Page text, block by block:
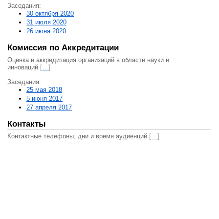
Заседания:
30 октября 2020
31 июля 2020
26 июня 2020
Комиссия по Аккредитации
Оценка и аккредитация организаций в области науки и
инноваций […]
Заседания:
25 мая 2018
5 июня 2017
27 апреля 2017
Контакты
Контактные телефоны, дни и время аудиенций […]